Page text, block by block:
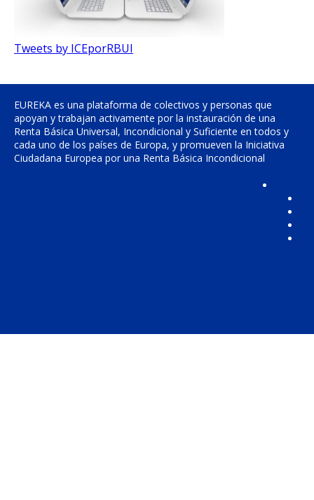
Tweets by ICEporRBUI
EUREKA es una plataforma de colectivos y personas que
apoyan y trabajan activamente por la instauración de una
Renta Básica Universal, Incondicional y Suficiente en todos y
cada uno de los países de Europa, y promueven la Iniciativa
Ciudadana Europea por una Renta Básica Incondicional